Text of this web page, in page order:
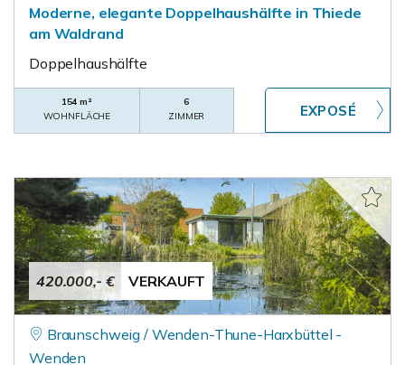
Moderne, elegante Doppelhaushälfte in Thiede
am Waldrand
Doppelhaushälfte
154 m²
WOHNFLÄCHE
6
ZIMMER
420.000,- € VERKAUFT
Braunschweig / Wenden-Thune-Harxbüttel -
Wenden